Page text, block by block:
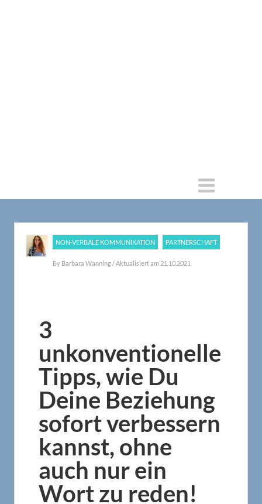
NON-VERBALE KOMMUNIKATION PARTNERSCHAFT
By Barbara Wanning/ Aktualisiert am 21.10.2021
3
unkonventionelle
Tipps, wie Du
Deine Beziehung
sofort verbessern
kannst, ohne
auch nur ein
Wort zu reden!